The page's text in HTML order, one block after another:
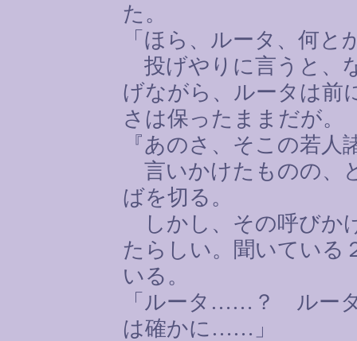
た。
「ほら、ルータ、何と
投げやりに言うと、
げながら、ルータは前
さは保ったままだが。
『あのさ、そこの若人
言いかけたものの、
ばを切る。
しかし、その呼びか
たらしい。聞いている
いる。
「ルータ …… ？ ルー
は確かに …… 」